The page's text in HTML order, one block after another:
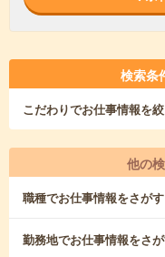
検索条
こだわりでお仕事情報を
他の
職種でお仕事情報をさがす
勤務地でお仕事情報をさ